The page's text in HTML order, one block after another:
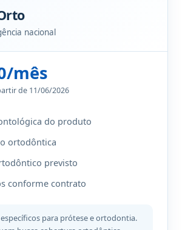
nacional
mês
de 11/06/2026
do produto
ortodôntica
previsto
conforme contrato
para prótese e ortodontia.